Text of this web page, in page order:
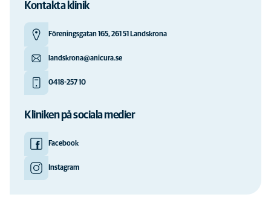
Kontakta klinik
Föreningsgatan 165, 261 51 Landskrona
landskrona@anicura.se
0418-257 10
Kliniken på sociala medier
Facebook
Instagram